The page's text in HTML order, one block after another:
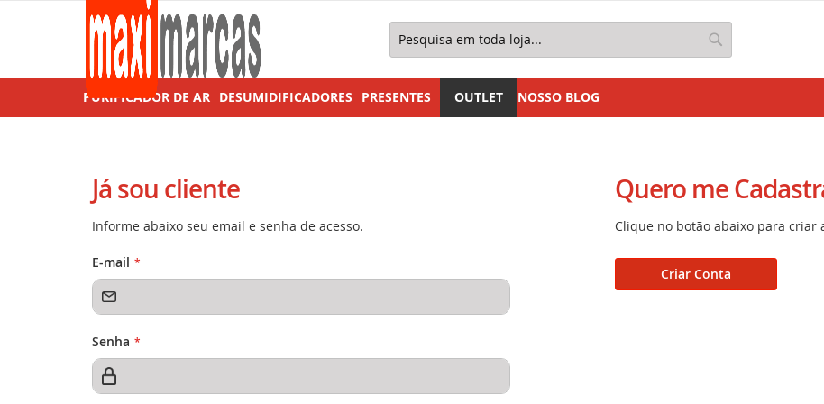
Pesquisa Pesquisa
PURIFICADOR DE AR DESUMIDIFICADORES PRESENTES OUTLET NOSSO BLOG
Já sou cliente
Informe abaixo seu email e senha de acesso.
E-mail
Senha
Quero me
Clique no botão abaixo para criar
Criar Conta